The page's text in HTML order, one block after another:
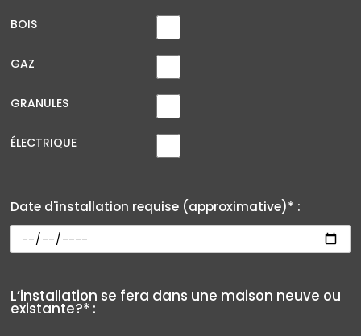
BOIS
GAZ
GRANULES
ÉLECTRIQUE
Date d'installation requise (approximative)* :
L’installation se fera dans une maison neuve ou
existante?* :